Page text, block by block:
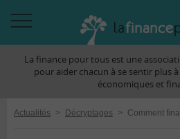
àLa finance pour tous est une
pour aider chacun à se sentir plus à
économiques et
Actualités > Décryptages >